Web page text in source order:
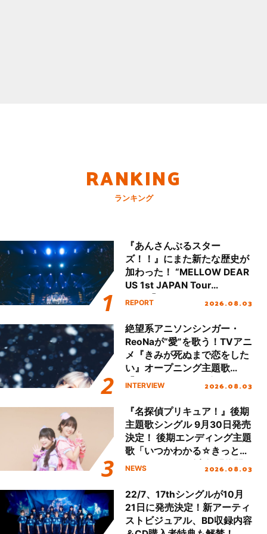
RANKING
ランキング
『あんさんぶるスター
ズ！！』にまた新たな歴史が
加わった！ “MELLOW DEAR
US 1st JAPAN Tour
Final「NICE to meet YOU
ート!!
REPORT 2026.08.03
絶望系アニソンシンガー・
ReoNaが“愛”を歌う！TVアニ
メ『きみが死ぬまで恋をした
い』オープニング主題歌
「Amore」インタビュー
INTERVIEW 2026.08.03
『名探偵プリキュア！』後期
主題歌シングル 9月30日発売
決定！ 後期エンディング主題
歌「いつかわかる☆きっとあ
える」TVサイズ先行配信開
NEWS 2026.08.03
22/7、17thシングルが10月
21日に発売決定！新アーティ
ストビジュアル、BD収録内容